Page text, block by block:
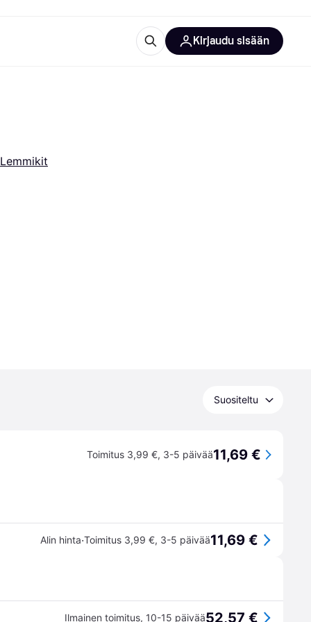
Kirjaudu sisään
Lemmikit
Suositeltu
Toimitus 3,99 €, 3-5 päivää11,69 €
Alin hinta·Toimitus 3,99 €, 3-5 päivää11,69 €
Ilmainen toimitus, 10-15 päivää52,57 €